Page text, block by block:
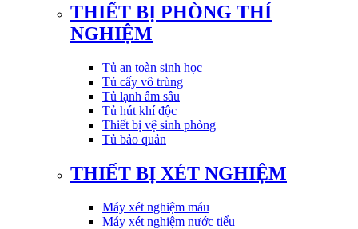
THIẾT BỊ PHÒNG THÍ
NGHIỆM
Tủ an toàn sinh học
Tủ cấy vô trùng
Tủ lạnh âm sâu
Tủ hút khí độc
Thiết bị vệ sinh phòng
Tủ bảo quản
THIẾT BỊ XÉT NGHIỆM
Máy xét nghiệm máu
Máy xét nghiệm nước tiểu